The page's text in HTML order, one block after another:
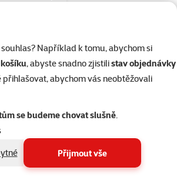
Například k tomu, abychom si
, abyste snadno zjistilistav objednávky
přihlašovat, abychom vás neobtěžovali
se budeme chovat slušně.
Přijmout vše